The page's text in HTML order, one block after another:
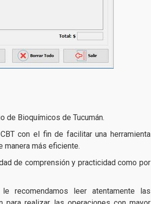
de Bioquímicos de Tucumán.
con el fin de facilitar una herramienta
manera más eficiente.
de comprensión y practicidad como por
recomendamos leer atentamente las